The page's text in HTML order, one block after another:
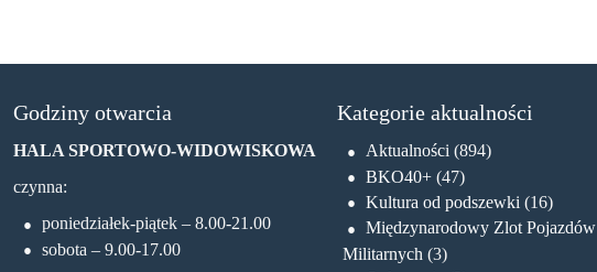
Godziny otwarcia
HALA SPORTOWO-WIDOWISKOWA
czynna:
poniedziałek-piątek – 8.00-21.00
sobota – 9.00-17.00
Kategorie aktualności
Aktualności (894)
BKO40+ (47)
Kultura od podszewki (16)
Międzynarodowy Zlot Pojazdów
Militarnych (3)